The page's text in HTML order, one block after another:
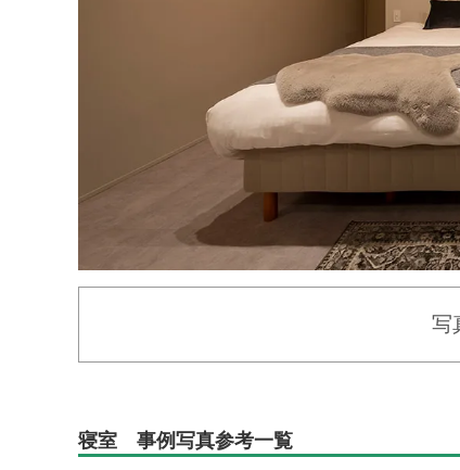
写
寝室 事例写真参考一覧